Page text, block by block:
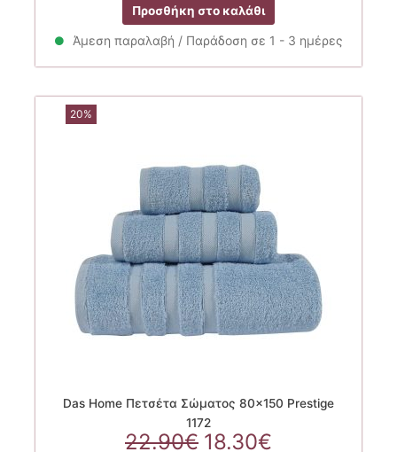
was:
25.00€.
τιμή
είναι:
Προσθήκη στο καλάθι
Άμεση παραλαβή / Παράδοση σε 1 - 3 ημέρες
20%
Das Home Πετσέτα Σώματος 80×150 Prestige
1172
22.90€ Original
18.30€